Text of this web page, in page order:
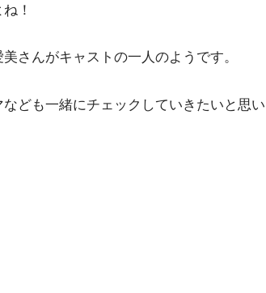
！
さんがキャストの一人のようです。
ども一緒にチェックしていきたいと思い